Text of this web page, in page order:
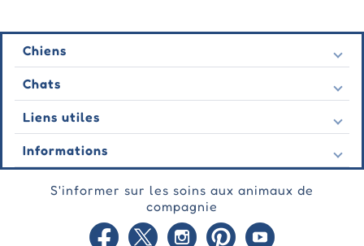
Chiens
Puces et tiques
Vermifuges
Vers
Comportementale
Soins des plaies
Soins de la peau
Chats
Puces et tiques
Vermifuges
Vers
Comportementale
Soins des plaies
Soins des articulations
Soins de la peau
Liens utiles
Nous contacter
Dernières offres
Témoignage
Commandes d'automobiles
Informations
Politique de confidentialité
S'informer sur les soins aux animaux de
compagnie